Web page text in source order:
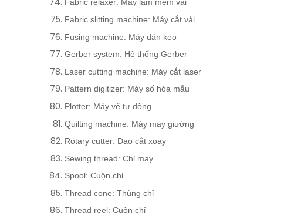
Fabric relaxer: Máy làm mềm vải
Fabric slitting machine: Máy cắt vải
Fusing machine: Máy dán keo
Gerber system: Hệ thống Gerber
Laser cutting machine: Máy cắt laser
Pattern digitizer: Máy số hóa mẫu
Plotter: Máy vẽ tự động
Quilting machine: Máy may giường
Rotary cutter: Dao cắt xoay
Sewing thread: Chỉ may
Spool: Cuộn chỉ
Thread cone: Thùng chỉ
Thread reel: Cuộn chỉ